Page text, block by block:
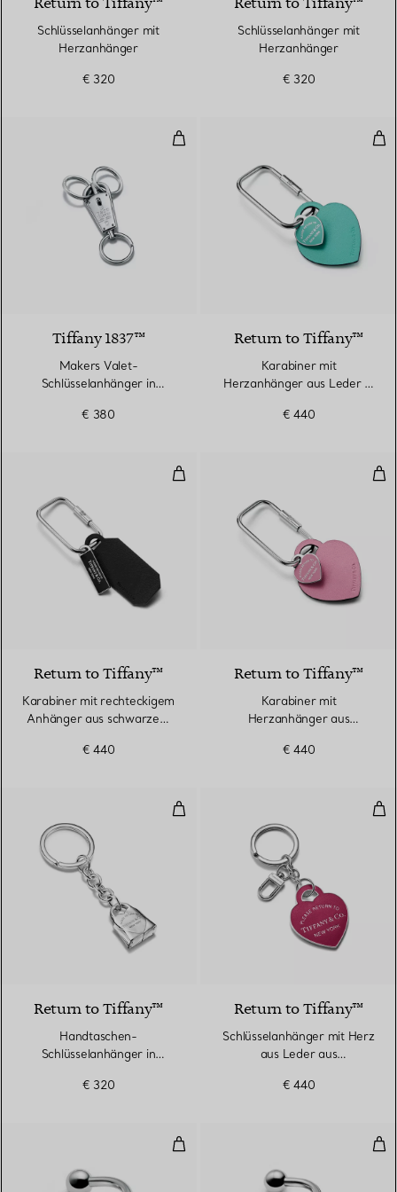
Schlüsselanhänger mit
Herzanhänger
€ 320
Schlüsselanhänger mit
Herzanhänger
€ 320
Makers Valet-
Tiffany 1837™
Makers Valet-
Schlüsselanhänger in
€ 380
Return to Tiffany™
Karabiner mit
Herzanhänger aus Leder in
€ 440
Karabiner mit rechteckigem
Return to Tiffany™
Karabiner mit rechteckigem
Anhänger aus schwarzem
€ 440
Return to Tiffany™
Karabiner mit
Herzanhänger aus
€ 440
Handtaschen-
Return to Tiffany™
Handtaschen-
Schlüsselanhänger in
€ 320
Return to Tiffany™
Schlüsselanhänger mit Herz
aus Leder aus
Messing
€ 440
Schlüsselanhänger mit